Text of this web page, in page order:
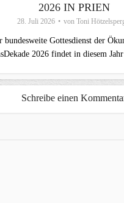
2026 IN PRIEN
28. Juli 2026 von Toni
bundesweite Gottesdienst der
2026 findet in diesem
Schreibe einen